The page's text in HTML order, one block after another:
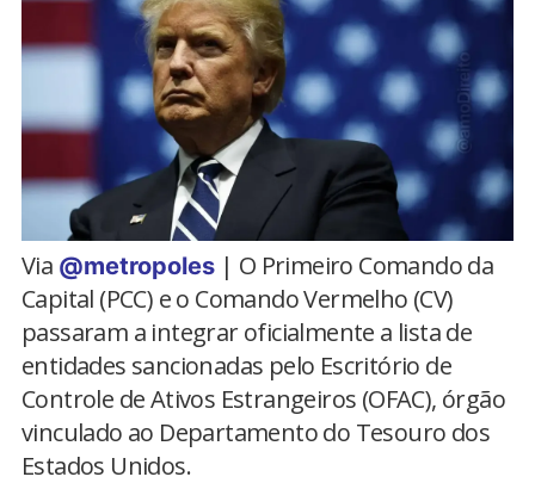
Via @metropoles| O Primeiro Comando da
Capital (PCC) e o Comando Vermelho (CV)
passaram a integrar oficialmente a lista de
entidades sancionadas pelo Escritório de
Controle de Ativos Estrangeiros (OFAC), órgão
vinculado ao Departamento do Tesouro dos
Estados Unidos.